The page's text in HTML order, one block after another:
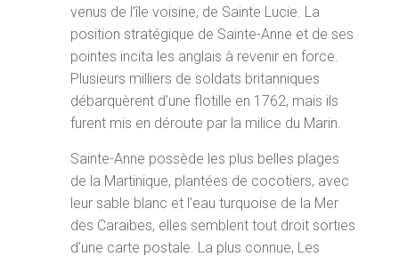
venus de l’île voisine, de Sainte Lucie. La
position stratégique de Sainte-Anne et de ses
pointes incita les anglais à revenir en force.
Plusieurs milliers de soldats britanniques
débarquèrent d’une flotille en 1762, mais ils
furent mis en déroute par la milice du Marin.
Sainte-Anne possède les plus belles plages
de la Martinique, plantées de cocotiers, avec
leur sable blanc et l’eau turquoise de la Mer
des Caraïbes, elles semblent tout droit sorties
d’une carte postale. La plus connue, Les